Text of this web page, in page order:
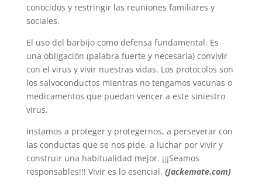
conocidos y restringir las reuniones familiares y
sociales.
El uso del barbijo como defensa fundamental. Es
una obligación (palabra fuerte y necesaria) convivir
con el virus y vivir nuestras vidas. Los protocolos son
los salvoconductos mientras no tengamos vacunas o
medicamentos que puedan vencer a este siniestro
virus.
Instamos a proteger y protegernos, a perseverar con
las conductas que se nos pide, a luchar por vivir y
construir una habitualidad mejor. ¡¡¡Seamos
responsables!!! Vivir es lo esencial. (Jackemate.com)